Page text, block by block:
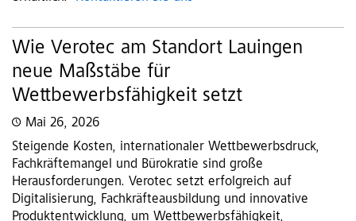
Wie Verotec am Standort Lauingen
neue Maßstäbe für
Wettbewerbsfähigkeit setzt
Mai 26, 2026
Steigende Kosten, internationaler Wettbewerbsdruck,
Fachkräftemangel und Bürokratie sind große
Herausforderungen. Verotec setzt erfolgreich auf
Digitalisierung, Fachkräfteausbildung und innovative
Produktentwicklung, um Wettbewerbsfähigkeit,